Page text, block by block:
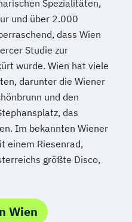
Science
Immunbiologie
Spezialitäten,
und über 2.000
dass Wien
Studie zur
wurde. Wien hat viele
darunter die Wiener
und den
das
Im bekannten Wiener
einem Riesenrad,
größte Disco,
Wien